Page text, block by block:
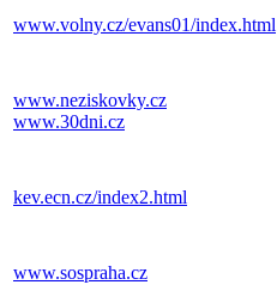
www.volny.cz/evans01/index.html
www.neziskovky.cz
www.30dni.cz
kev.ecn.cz/index2.html
www.sospraha.cz